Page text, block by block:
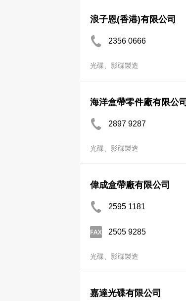
浪子恩(香港)有限公司
2356 0666
光碟、影碟製造
海洋盒帶零件廠有限公司
2897 9287
光碟、影碟製造
偉成盒帶廠有限公司
2595 1181
2505 9285
光碟、影碟製造
嘉達光碟有限公司